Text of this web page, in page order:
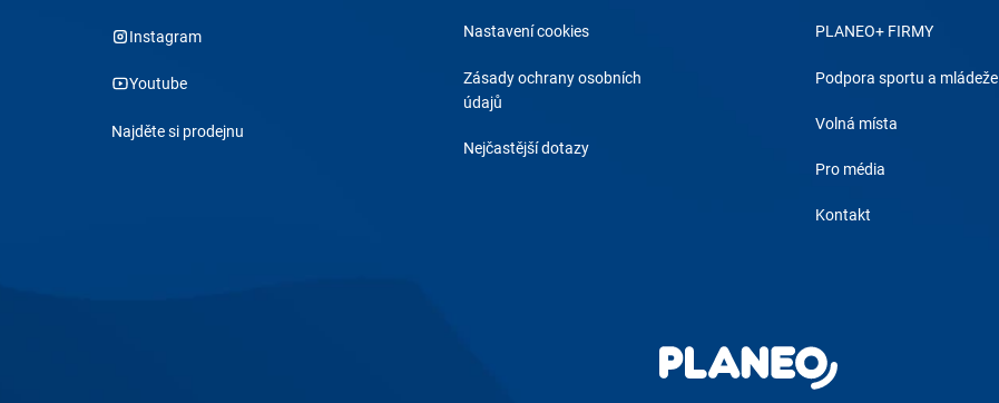
Instagram
Youtube
Najděte si prodejnu
Nastavení cookies
Zásady ochrany osobních
údajů
Nejčastější dotazy
PLANEO+ FIRMY
Podpora sportu a mládeže
Volná místa
Pro média
Kontakt